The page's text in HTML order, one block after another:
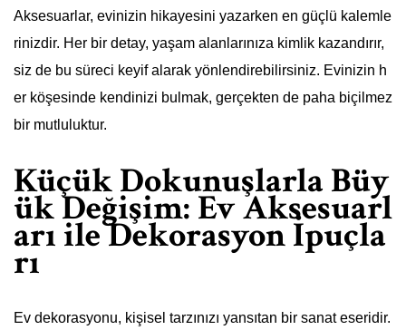
Aksesuarlar, evinizin hikayesini yazarken en güçlü kalemle
rinizdir. Her bir detay, yaşam alanlarınıza kimlik kazandırır,
siz de bu süreci keyif alarak yönlendirebilirsiniz. Evinizin h
er köşesinde kendinizi bulmak, gerçekten de paha biçilmez
bir mutluluktur.
Küçük Dokunuşlarla Büy
ük Değişim: Ev Aksesuarl
arı ile Dekorasyon İpuçla
rı
Ev dekorasyonu, kişisel tarzınızı yansıtan bir sanat eseridir.